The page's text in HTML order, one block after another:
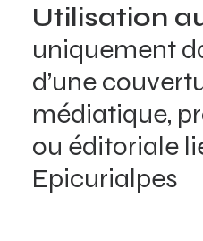
Utilisation
uniquement
d’une
médiatique,
ou éditoriale
Epicurialpes